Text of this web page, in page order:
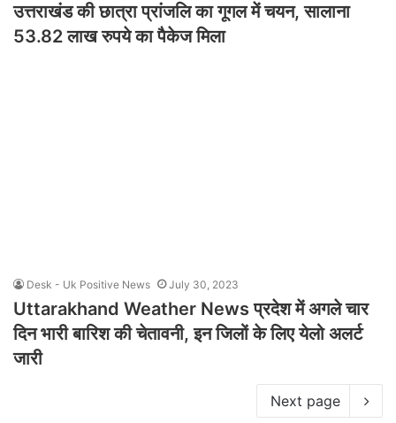
उत्तराखंड की छात्रा प्रांजलि का गूगल में चयन, सालाना
53.82 लाख रुपये का पैकेज मिला
Desk - Uk Positive News July 30, 2023
Uttarakhand Weather News प्रदेश में अगले चार
दिन भारी बारिश की चेतावनी, इन जिलों के लिए येलो अलर्ट
जारी
Next page